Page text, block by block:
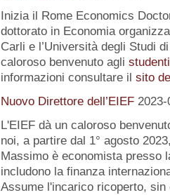
Inizia il Rome Economics
dottorato in Economia
Carli e l’Università degli Studi
caloroso benvenuto agli
informazioni consultare il sito
Nuovo Direttore dell’EIEF 2023-
L'EIEF dà un caloroso
noi, a partire dal 1° agosto
Massimo è economista presso
includono la finanza
Assume l'incarico ricoperto, sin